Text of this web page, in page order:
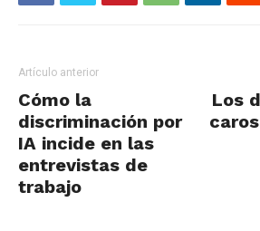
Artículo anterior
Cómo la
discriminación por
IA incide en las
entrevistas de
trabajo
Los